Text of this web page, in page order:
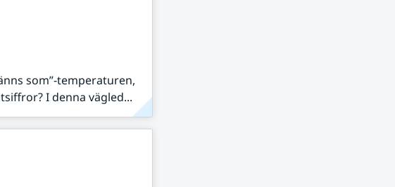
som”-temperaturen,
I denna vägled...